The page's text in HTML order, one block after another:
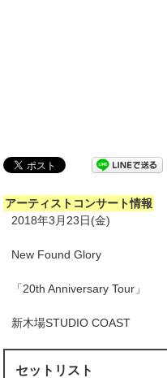
アーティストコンサート情報
2018年3月23日(金)
New Found Glory
「20th Anniversary Tour」
新木場STUDIO COAST
セットリスト